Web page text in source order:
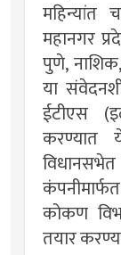
महिन्यांत
महानगर
पुणे,
या
ईटीएस
करण्यात
कोकण
तयार